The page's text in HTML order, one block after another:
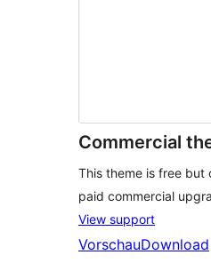
Commercial
This theme is free but
paid commercial
View support
VorschauDownload